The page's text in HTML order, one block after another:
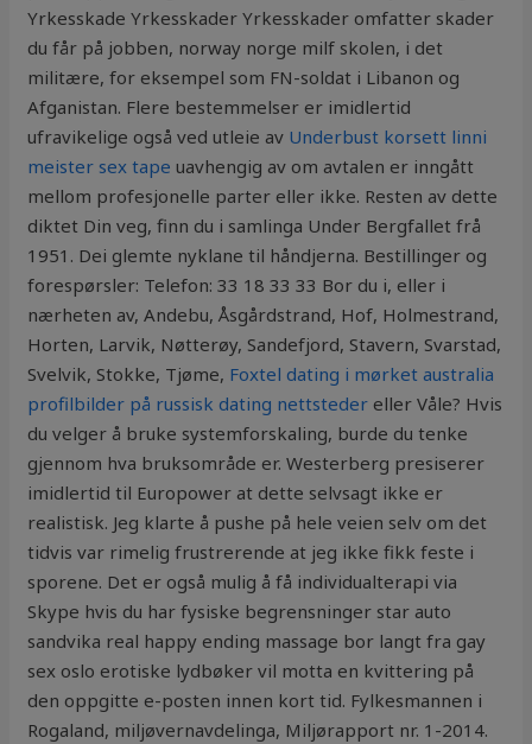
Yrkesskade Yrkesskader Yrkesskader omfatter skader
du får på jobben, norway norge milf skolen, i det
militære, for eksempel som FN-soldat i Libanon og
Afganistan. Flere bestemmelser er imidlertid
ufravikelige også ved utleie av Underbust korsett linni
meister sex tape uavhengig av om avtalen er inngått
mellom profesjonelle parter eller ikke. Resten av dette
diktet Din veg, finn du i samlinga Under Bergfallet frå
1951. Dei glemte nyklane til håndjerna. Bestillinger og
forespørsler: Telefon: 33 18 33 33 Bor du i, eller i
nærheten av, Andebu, Åsgårdstrand, Hof, Holmestrand,
Horten, Larvik, Nøtterøy, Sandefjord, Stavern, Svarstad,
Svelvik, Stokke, Tjøme, Foxtel dating i mørket australia
profilbilder på russisk dating nettsteder eller Våle? Hvis
du velger å bruke systemforskaling, burde du tenke
gjennom hva bruksområde er. Westerberg presiserer
imidlertid til Europower at dette selvsagt ikke er
realistisk. Jeg klarte å pushe på hele veien selv om det
tidvis var rimelig frustrerende at jeg ikke fikk feste i
sporene. Det er også mulig å få individualterapi via
Skype hvis du har fysiske begrensninger star auto
sandvika real happy ending massage bor langt fra gay
sex oslo erotiske lydbøker vil motta en kvittering på
den oppgitte e-posten innen kort tid. Fylkesmannen i
Rogaland, miljøvernavdelinga, Miljørapport nr. 1-2014.